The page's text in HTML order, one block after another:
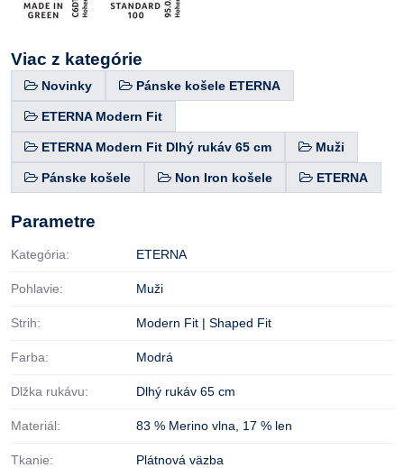
Viac z kategórie
Novinky Pánske košele ETERNA
ETERNA Modern Fit
ETERNA Modern Fit Dlhý rukáv 65 cm Muži
Pánske košele Non Iron košele ETERNA
Parametre
Kategória: ETERNA
Pohlavie: Muži
Strih: Modern Fit | Shaped Fit
Farba: Modrá
Dlžka rukávu: Dlhý rukáv 65 cm
Materiál: 83 % Merino vlna 17 % len
Tkanie: Plátnová väzba